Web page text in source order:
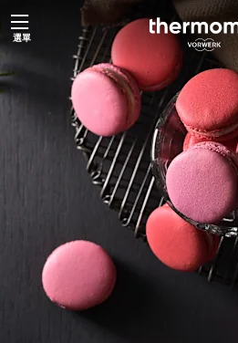
跳
至
主
要
內
選單